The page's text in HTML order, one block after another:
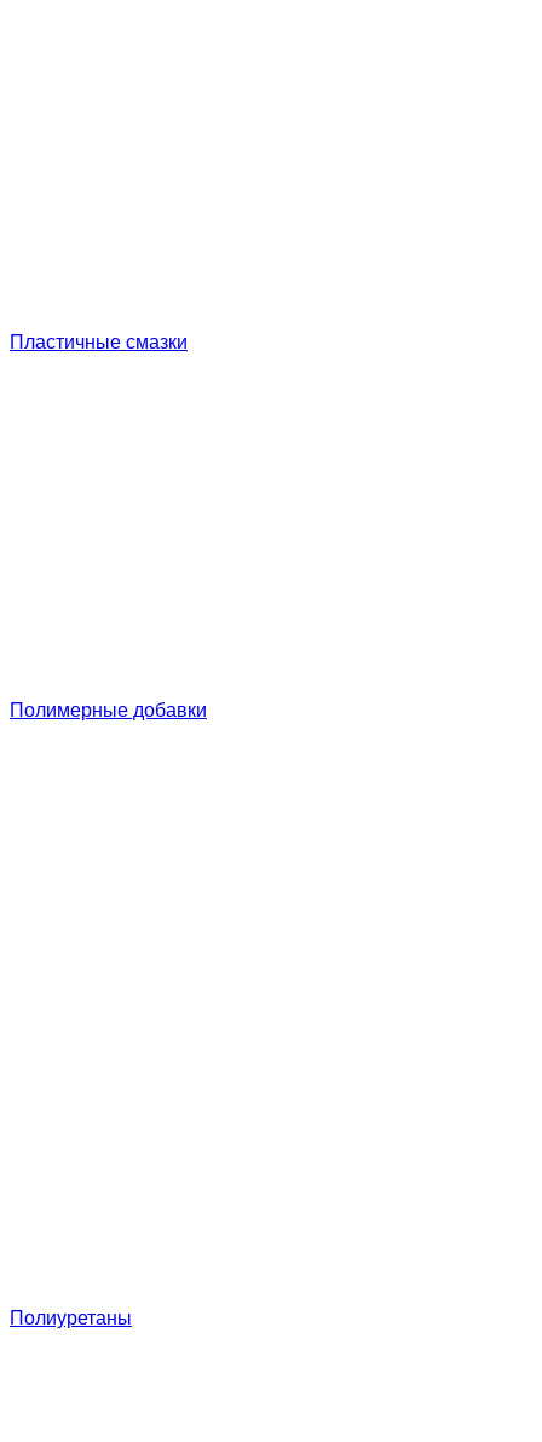
Пластичные смазки
Полимерные добавки
Полиуретаны